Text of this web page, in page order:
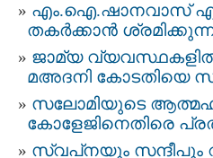
എം.ഐ.ഷാനവാസ്
തകര്‍ക്കാന്‍
ജാമ്യ
മ‌അദനി കോടതിയെ
സലോമിയുടെ
കോളേജിനെതിരെ
സ്വപ്‍നയും സന്ദീപും